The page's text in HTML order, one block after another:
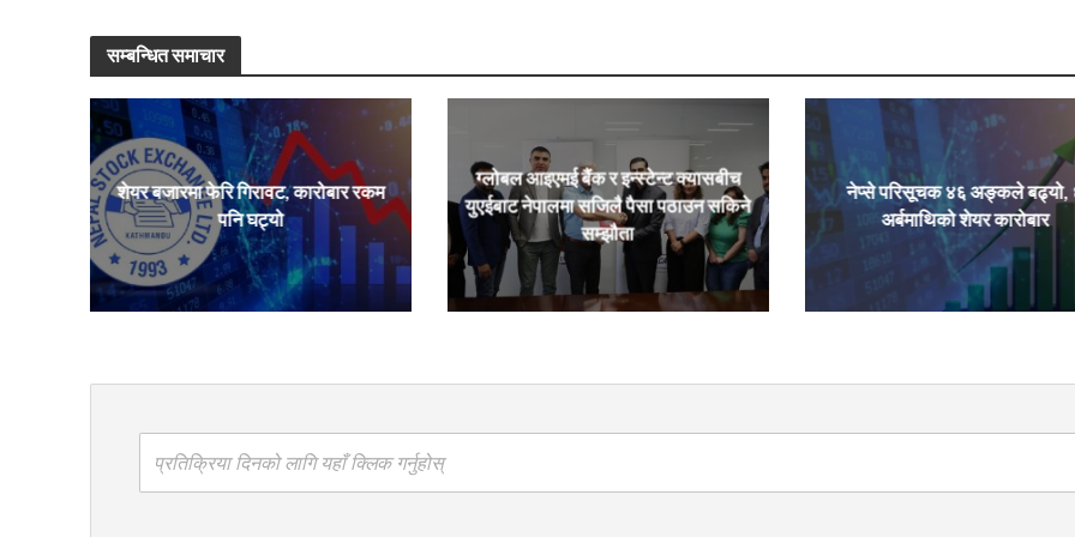
सम्बन्धित समाचार
शेयर बजारमा फेरि गिरावट, कारोबार रकम
पनि घट्यो
ग्लोबल आइएमई बैंक र इन्स्टेन्ट क्यासबीच
युएईबाट नेपालमा सजिलै पैसा पठाउन सकिने
सम्झौता
नेप्से परिसूचक ४६ अङ्कले बढ्यो,
अर्बमाथिको शेयर कारोबार
प्रतिक्रिया दिनको लागि यहाँ क्लिक गर्नुहोस्